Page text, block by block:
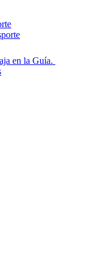
en la Guía.